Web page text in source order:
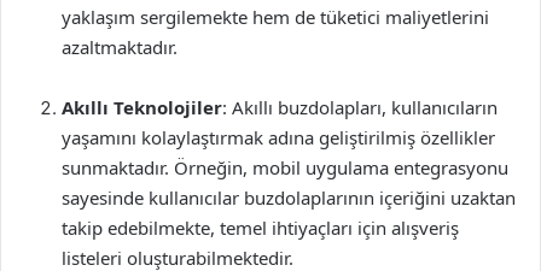
yaklaşım sergilemekte hem de tüketici maliyetlerini
azaltmaktadır.
Akıllı Teknolojiler: Akıllı buzdolapları, kullanıcıların
yaşamını kolaylaştırmak adına geliştirilmiş özellikler
sunmaktadır. Örneğin, mobil uygulama entegrasyonu
sayesinde kullanıcılar buzdolaplarının içeriğini uzaktan
takip edebilmekte, temel ihtiyaçları için alışveriş
listeleri oluşturabilmektedir.